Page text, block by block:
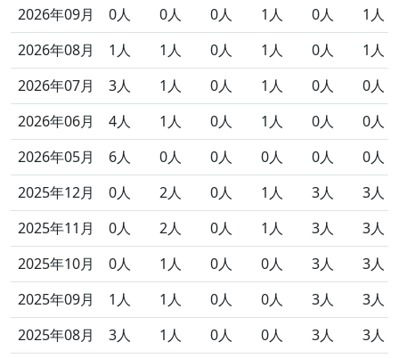
2026年09月
0人 0人 0人 1人 0人
1人
2026年08月
1人 1人 0人 1人 0人
1人
2026年07月
3人 1人 0人 1人 0人
0人
2026年06月
4人 1人 0人 1人 0人
0人
2026年05月
6人 0人 0人 0人 0人
0人
2025年12月
0人 2人 0人 1人 3人
3人
2025年11月
0人 2人 0人 1人 3人
3人
2025年10月
0人 1人 0人 0人 3人
3人
2025年09月
1人 1人 0人 0人 3人
3人
2025年08月
3人 1人 0人 0人 3人
3人